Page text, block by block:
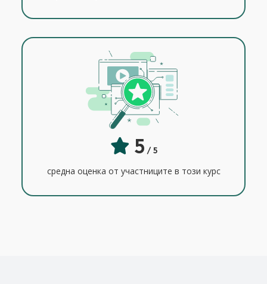
5 / 5
средна оценка от участниците в този курс